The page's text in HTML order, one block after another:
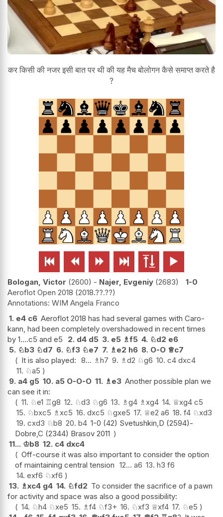
कर किसी की नजर इसी बात पर थी की यह मैच बोलोगन कैसे समाप्त करते है
?
     
Bologan, Victor 2600 - Najer, Evgeniy 2683
1-0
Aeroflot Open 2018 2018.??.??
WIM Angela Franco
1. e4 c6 Aeroflot 2018 has had several games with Caro-
kann, had been completely overshadowed in recent times
by 1....c5 and e5
2. d4 d5 3. e5 ♗f5 4. ♘d2 e6
5. ♘b3 ♘d7 6. ♘f3 ♘e7 7. ♗e2 h6 8. O-O ♕c7
It is also played: 8... ♗h7 9. ♗d2 ♘g6 10. c4 dxc4
11. ♘a5
9. a4 g5 10. a5 O-O-O 11. ♗e3 Another possible plan we
can see it in:
11. ♘e1 ♖g8 12. ♘d3 ♘g6 13. ♗g4 ♗xg4 14. ♕xg4 c5
15. ♘bxc5 ♗xc5 16. dxc5 ♘gxe5 17. ♕e2 a6 18. f4 ♘xd3
19. cxd3 ♘b8 20. b4 1-0 (42) Svetushkin,D (2594)-
Dobre,C (2344) Brasov 2011
11... ♔b8 12. c4 dxc4
Off-course it was also important to consider the option
of maintaining central tension 12... a6 13. h3 f6
14. exf6 ♘xf6
13. ♗xc4 g4 14. ♘fd2 To consider the sacrifice of a pawn
for activity and space was also a good possibility:
14. ♘h4 ♘xe5 15. ♗f4 ♘f3+ 16. ♘xf3 ♕xf4 17. ♘e5